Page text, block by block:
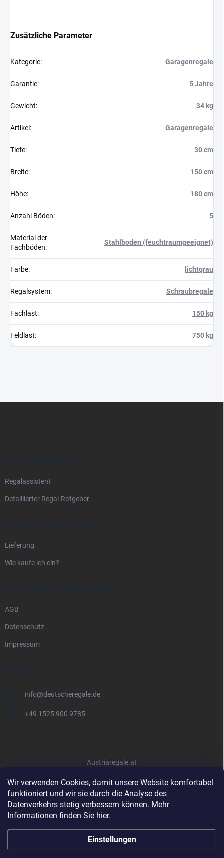
Wir verwenden Cookies, damit unsere Website komfortabel
funktioniert und wir sie durch die Analyse des
Datenverkehrs stetig verbessern können. Mehr
Informationen finden Sie hier.
Einstellungen
Zusätzliche Parameter
Kategorie: Garagenregale
Garantie: 5 Jahre
Gewicht: 34 kg
Artikel : Garagenregale
Tiefe: 30 cm
Breite: 150 cm
Höhe: 180 cm
Anzahl Böden: 5
Material der
Fachböden:
Stahlboden (feuchtraumgeeignet)
Farbe: lichtgrau
Regalsystem: Schraubregale
Fachlast: 150 kg
Feldlast: 750 kg
ALLES ÜBER REGALE
Regalassistent
Detaillierter Regal-Ratgeber
VERSAND UND ZAHLUNG
Lieferung
Wie kaufe ich ein?
RECHTLICHE INFORMATIONEN
AGB
Datenschutz
Impressum
KONTAKT
info@deutscheregale.de
+49 1525 900 9785
Austriaregale.at